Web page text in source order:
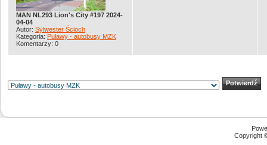
MAN NL293 Lion's City #197 2024-
04-04
Autor: Sylwester Ścioch
Kategoria: Puławy - autobusy MZK
Komentarzy: 0
Copyright